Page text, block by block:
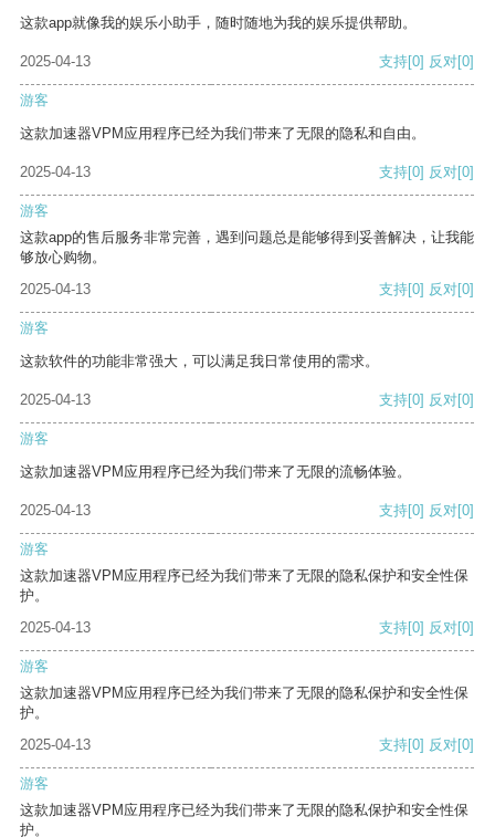
这款app就像我的娱乐小助手，随时随地为我的娱乐提供帮助。
2025-04-13 支持[0] 反对[0]
游客
这款加速器VPM应用程序已经为我们带来了无限的隐私和自由。
2025-04-13 支持[0] 反对[0]
游客
这款app的售后服务非常完善，遇到问题总是能够得到妥善解决，让我能
够放心购物。
2025-04-13
支持[0] 反对[0]
游客
这款软件的功能非常强大，可以满足我日常使用的需求。
2025-04-13 支持[0] 反对[0]
游客
这款加速器VPM应用程序已经为我们带来了无限的流畅体验。
2025-04-13 支持[0] 反对[0]
游客
这款加速器VPM应用程序已经为我们带来了无限的隐私保护和安全性保
护。
2025-04-13
支持[0] 反对[0]
游客
这款加速器VPM应用程序已经为我们带来了无限的隐私保护和安全性保
护。
2025-04-13
支持[0] 反对[0]
游客
这款加速器VPM应用程序已经为我们带来了无限的隐私保护和安全性保
护。